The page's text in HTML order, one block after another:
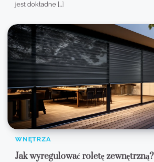
jest dokładne […]
WNĘTRZA
Jak wyregulować roletę zewnętrzną?